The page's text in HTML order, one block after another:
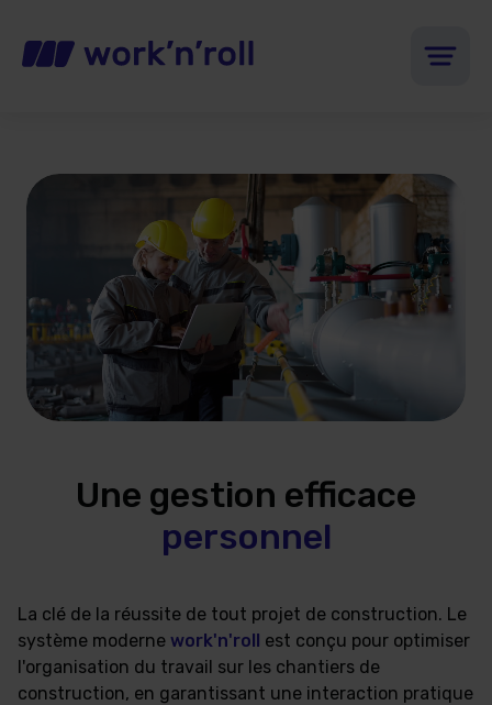
Une gestion efficace
personnel
La clé de la réussite de tout projet de construction. Le
système moderne work'n'roll est conçu pour optimiser
l'organisation du travail sur les chantiers de
construction, en garantissant une interaction pratique